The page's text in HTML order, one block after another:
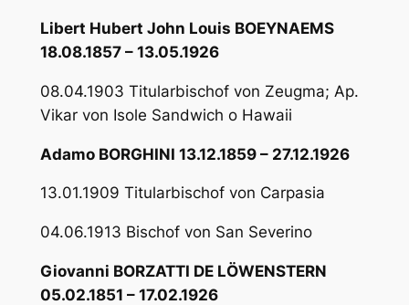
Libert Hubert John Louis BOEYNAEMS
18.08.1857 – 13.05.1926
08.04.1903 Titularbischof von Zeugma; Ap.
Vikar von Isole Sandwich o Hawaii
Adamo BORGHINI 13.12.1859 – 27.12.1926
13.01.1909 Titularbischof von Carpasia
04.06.1913 Bischof von San Severino
Giovanni BORZATTI DE LÖWENSTERN
05.02.1851 – 17.02.1926